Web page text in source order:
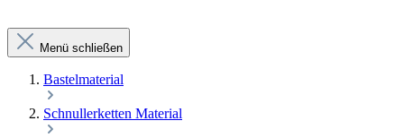
Menü schließen
Bastelmaterial
Schnullerketten Material